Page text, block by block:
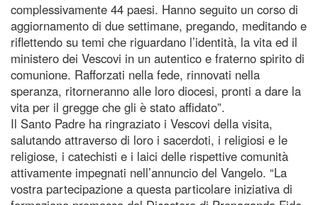
complessivamente 44 paesi. Hanno seguito un corso di
aggiornamento di due settimane, pregando, meditando e
riflettendo su temi che riguardano l’identità, la vita ed il
ministero dei Vescovi in un autentico e fraterno spirito di
comunione. Rafforzati nella fede, rinnovati nella
speranza, ritorneranno alle loro diocesi, pronti a dare la
vita per il gregge che gli è stato affidato”.
Il Santo Padre ha ringraziato i Vescovi della visita,
salutando attraverso di loro i sacerdoti, i religiosi e le
religiose, i catechisti e i laici delle rispettive comunità
attivamente impegnati nell’annuncio del Vangelo. “La
vostra partecipazione a questa particolare iniziativa di